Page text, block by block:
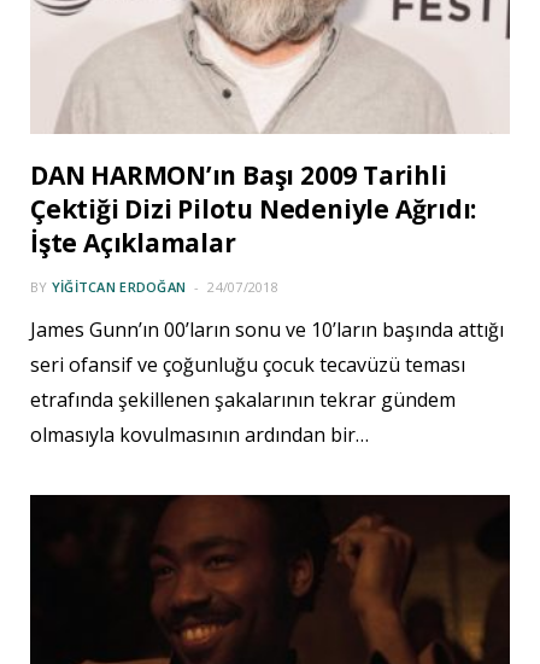
DAN HARMON’ın Başı 2009 Tarihli
Çektiği Dizi Pilotu Nedeniyle Ağrıdı:
İşte Açıklamalar
BY YIĞITCAN ERDOĞAN 24/07/2018
James Gunn’ın 00’ların sonu ve 10’ların başında attığı
seri ofansif ve çoğunluğu çocuk tecavüzü teması
etrafında şekillenen şakalarının tekrar gündem
olmasıyla kovulmasının ardından bir…